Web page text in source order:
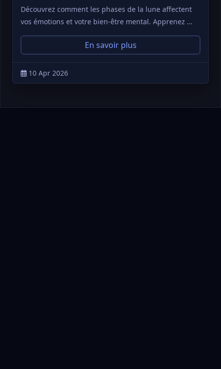
Découvrez comment les phases de la lune affectent
vos émotions et votre bien-être mental. Apprenez …
En savoir plus
10 Apr 2026